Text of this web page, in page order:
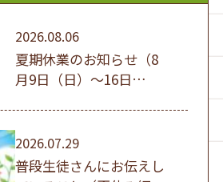
2026.08.06
夏期休業のお知らせ（8
月9日（日）～16日
2026.07.29
普段生徒さんにお伝えし